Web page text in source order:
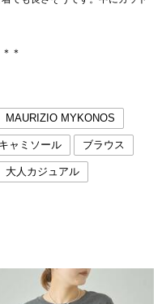
＊
MAURIZIO MYKONOS
キャミソール ブラウス
大人カジュアル